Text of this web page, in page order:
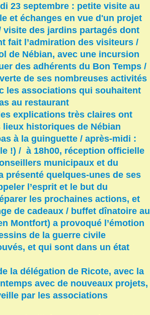
23 septembre : petite visite au
et échanges en vue d'un projet
des jardins partagés dont
fait l’admiration des visiteurs /
de Nébian, avec une incursion
des adhérents du Bon Temps /
de ses nombreuses activités
les associations qui souhaitent
au restaurant
explications très claires ont
historiques de Nébian
à la guinguette / après-midi :
!) / à 18h00, réception officielle
municipaux et du
présenté quelques-unes de ses
l’esprit et le but du
les prochaines actions, et
de cadeaux / buffet dînatoire au
Montfort) a provoqué l’émotion
de la guerre civile
et qui sont dans un état
la délégation de Ricote, avec la
avec de nouveaux projets,
par les associations